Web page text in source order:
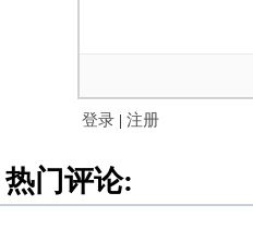
登录 | 注册
热门评论: